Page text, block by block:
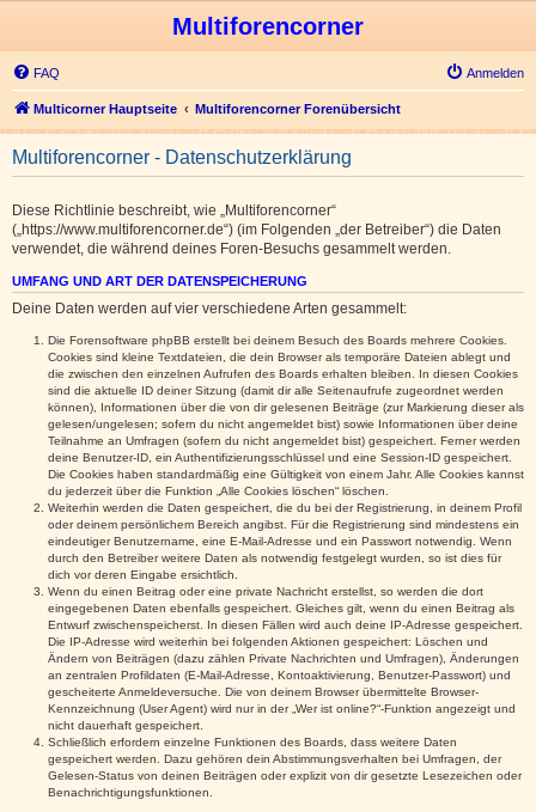
Multiforencorner
FAQ Anmelden
Multicorner Hauptseite Multiforencorner Forenübersicht
Multiforencorner - Datenschutzerklärung
Diese Richtlinie beschreibt, wie „Multiforencorner“
(„https://www.multiforencorner.de“) (im Folgenden „der Betreiber“) die Daten
verwendet, die während deines Foren-Besuchs gesammelt werden.
UMFANG UND ART DER DATENSPEICHERUNG
Deine Daten werden auf vier verschiedene Arten gesammelt:
Die Forensoftware phpBB erstellt bei deinem Besuch des Boards mehrere Cookies.
Cookies sind kleine Textdateien, die dein Browser als temporäre Dateien ablegt und
die zwischen den einzelnen Aufrufen des Boards erhalten bleiben. In diesen Cookies
sind die aktuelle ID deiner Sitzung (damit dir alle Seitenaufrufe zugeordnet werden
können), Informationen über die von dir gelesenen Beiträge (zur Markierung dieser als
gelesen/ungelesen; sofern du nicht angemeldet bist) sowie Informationen über deine
Teilnahme an Umfragen (sofern du nicht angemeldet bist) gespeichert. Ferner werden
deine Benutzer-ID, ein Authentifizierungsschlüssel und eine Session-ID gespeichert.
Die Cookies haben standardmäßig eine Gültigkeit von einem Jahr. Alle Cookies kannst
du jederzeit über die Funktion „Alle Cookies löschen“ löschen.
Weiterhin werden die Daten gespeichert, die du bei der Registrierung, in deinem Profil
oder deinem persönlichem Bereich angibst. Für die Registrierung sind mindestens ein
eindeutiger Benutzername, eine E-Mail-Adresse und ein Passwort notwendig. Wenn
durch den Betreiber weitere Daten als notwendig festgelegt wurden, so ist dies für
dich vor deren Eingabe ersichtlich.
Wenn du einen Beitrag oder eine private Nachricht erstellst, so werden die dort
eingegebenen Daten ebenfalls gespeichert. Gleiches gilt, wenn du einen Beitrag als
Entwurf zwischenspeicherst. In diesen Fällen wird auch deine IP-Adresse gespeichert.
Die IP-Adresse wird weiterhin bei folgenden Aktionen gespeichert: Löschen und
Ändern von Beiträgen (dazu zählen Private Nachrichten und Umfragen), Änderungen
an zentralen Profildaten (E-Mail-Adresse, Kontoaktivierung, Benutzer-Passwort) und
gescheiterte Anmeldeversuche. Die von deinem Browser übermittelte Browser-
Kennzeichnung (User Agent) wird nur in der „Wer ist online?“-Funktion angezeigt und
nicht dauerhaft gespeichert.
Schließlich erfordern einzelne Funktionen des Boards, dass weitere Daten
gespeichert werden. Dazu gehören dein Abstimmungsverhalten bei Umfragen, der
Gelesen-Status von deinen Beiträgen oder explizit von dir gesetzte Lesezeichen oder
Benachrichtigungsfunktionen.